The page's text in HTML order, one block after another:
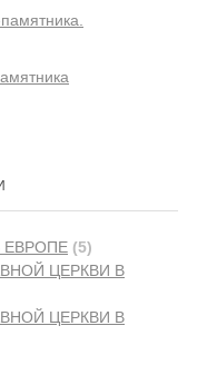
ЕВРОПЕ (5)
ЦЕРКВИ В
ЦЕРКВИ В